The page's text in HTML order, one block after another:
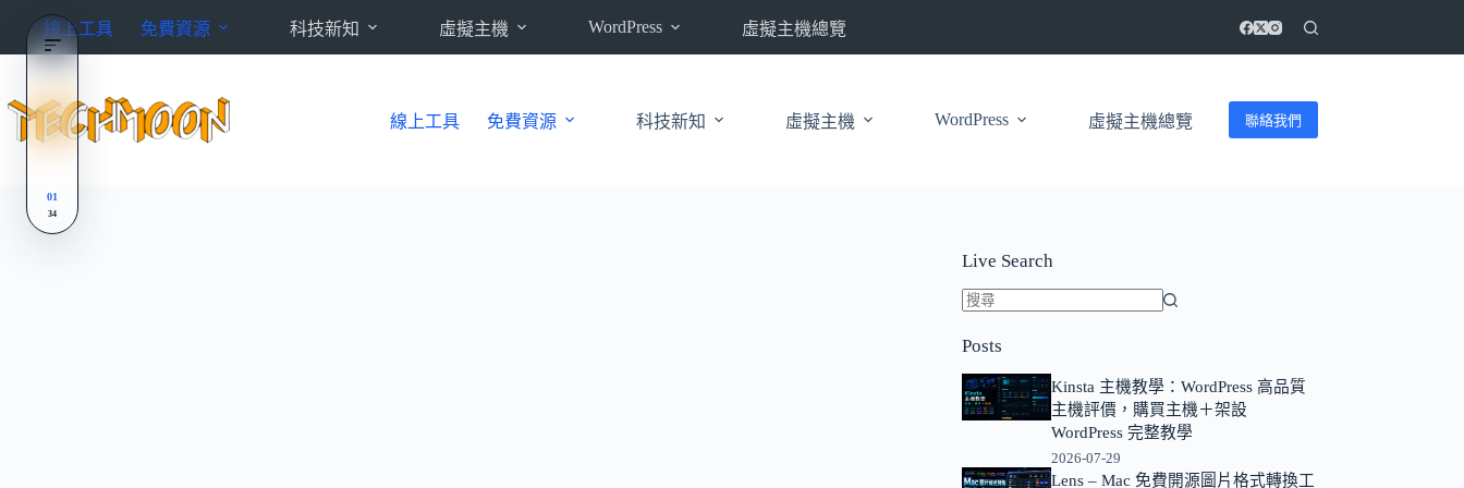
內
線上工具 免費資源 科技新知 虛擬主機 WordPress 虛擬主機總覽
線上工具 免費資源 科技新知 虛擬主機 WordPress 虛擬主機總覽 聯絡我們
Live Search
不
到
符
件
Posts
Kinsta 主機教學：WordPress 高品質
主機評價，購買主機＋架設
WordPress 完整教學
2026-07-29
Lens – Mac 免費開源圖片格式轉換工
01
34